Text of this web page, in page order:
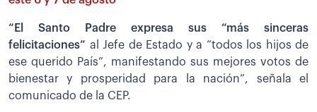
“El Santo Padre expresa sus “más sinceras
felicitaciones” al Jefe de Estado y a “todos los hijos de
ese querido País”, manifestando sus mejores votos de
bienestar y prosperidad para la nación”, señala el
comunicado de la CEP.